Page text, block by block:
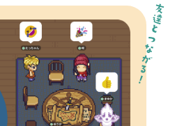
友達とつながる！